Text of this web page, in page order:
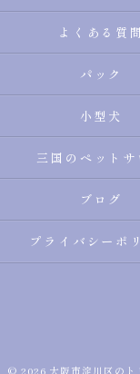
よくある質問
パック
小型犬
三国のペットサ
ブログ
プライバシーポ
© 2026 大阪市淀川区の